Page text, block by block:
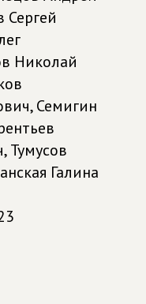
Николай
Семигин
Тумусов
Галина